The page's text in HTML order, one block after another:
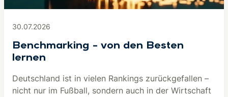
30.07.2026
Benchmarking – von den Besten
lernen
Deutschland ist in vielen Rankings zurückgefallen –
nicht nur im Fußball, sondern auch in der Wirtschaft